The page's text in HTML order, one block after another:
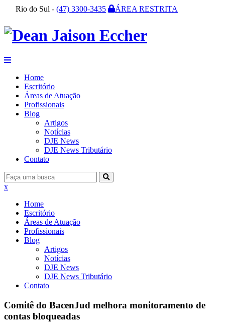
Rio do Sul - (47) 3300-3435 ÁREA RESTRITA
Home
Escritório
Áreas de Atuação
Profissionais
Blog
Artigos
Notícias
DJE News
DJE News Tributário
Contato
x
Home
Escritório
Áreas de Atuação
Profissionais
Blog
Artigos
Notícias
DJE News
DJE News Tributário
Contato
Comitê do BacenJud melhora monitoramento de
contas bloqueadas